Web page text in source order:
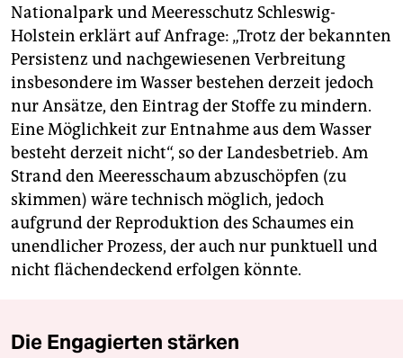
Nationalpark und Meeresschutz Schleswig-
Holstein erklärt auf Anfrage: „Trotz der bekannten
Persistenz und nachgewiesenen Verbreitung
insbesondere im Wasser bestehen derzeit jedoch
nur Ansätze, den Eintrag der Stoffe zu mindern.
Eine Möglichkeit zur Entnahme aus dem Wasser
besteht derzeit nicht“, so der Landesbetrieb. Am
Strand den Meeresschaum abzuschöpfen (zu
skimmen) wäre technisch möglich, jedoch
aufgrund der Reproduktion des Schaumes ein
unendlicher Prozess, der auch nur punktuell und
nicht flächendeckend erfolgen könnte.
Die Engagierten stärken